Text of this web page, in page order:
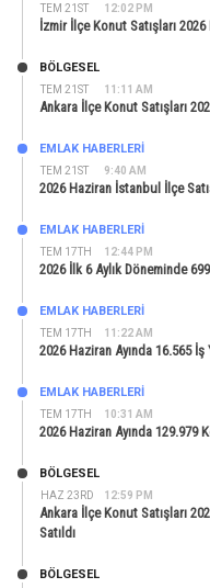
TEM 21ST 12:02 PM
İzmir İlçe Konut Satışları
TEM 21ST 11:11 AM
BÖLGESEL
Ankara İlçe Konut Satışları
TEM 21ST 9:40 AM
EMLAK HABERLERI
2026 Haziran İstanbul İlçe
TEM 17TH 12:44 PM
EMLAK HABERLERI
2026 İlk 6 Aylık Döneminde
TEM 17TH 11:22 AM
EMLAK HABERLERI
2026 Haziran Ayında 16.565 İş
TEM 17TH 10:31 AM
EMLAK HABERLERI
2026 Haziran Ayında 129.979
HAZ 23RD 12:59 PM
BÖLGESEL
Ankara İlçe Konut Satışları
Satıldı
BÖLGESEL